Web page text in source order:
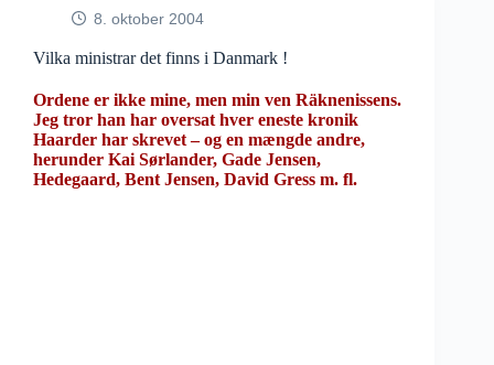
8. oktober 2004
Vilka ministrar det finns i Danmark !
Ordene er ikke mine, men min ven Räknenissens.
Jeg tror han har oversat hver eneste kronik
Haarder har skrevet – og en mængde andre,
herunder Kai Sørlander, Gade Jensen,
Hedegaard, Bent Jensen, David Gress m. fl.